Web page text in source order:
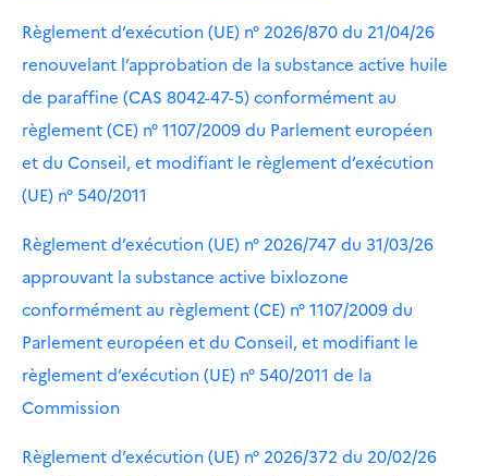
Règlement d’exécution (UE) n° 2026/870 du 21/04/26
renouvelant l’approbation de la substance active huile
de paraffine (CAS 8042-47-5) conformément au
règlement (CE) n° 1107/2009 du Parlement européen
et du Conseil, et modifiant le règlement d’exécution
(UE) n° 540/2011
Règlement d’exécution (UE) n° 2026/747 du 31/03/26
approuvant la substance active bixlozone
conformément au règlement (CE) n° 1107/2009 du
Parlement européen et du Conseil, et modifiant le
règlement d’exécution (UE) n° 540/2011 de la
Commission
Règlement d’exécution (UE) n° 2026/372 du 20/02/26